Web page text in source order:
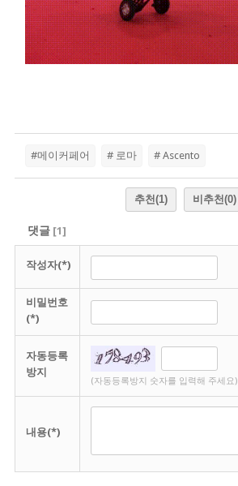
#메이커페어 # 로마 # Ascento
추천(1) 비추천(0)
댓글[1]
작성자(*)
비밀번호
(*)
자동등록
방지
(자동등록방지 숫자를 입력해 주세요)
내용(*)